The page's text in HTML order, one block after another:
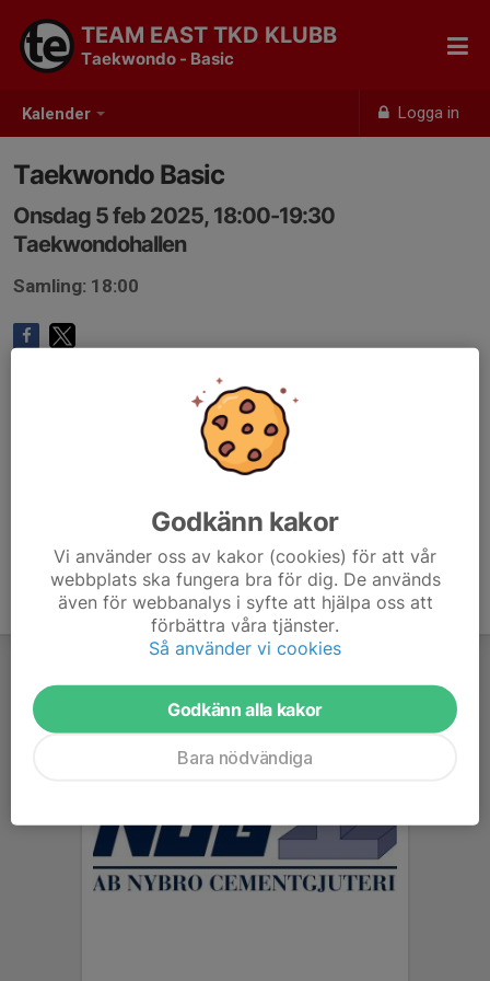
Kalender Logga in
TEAM EAST TKD KLUBB
Taekwondo - Basic
Taekwondo Basic
Onsdag 5 feb 2025, 18:00-19:30
Taekwondohallen
Samling: 18:00
Godkänn kakor
Vi använder oss av kakor (cookies) för att vår
webbplats ska fungera bra för dig. De används
även för webbanalys i syfte att hjälpa oss att
förbättra våra tjänster.
Så använder vi cookies
Godkänn alla kakor
Bara nödvändiga